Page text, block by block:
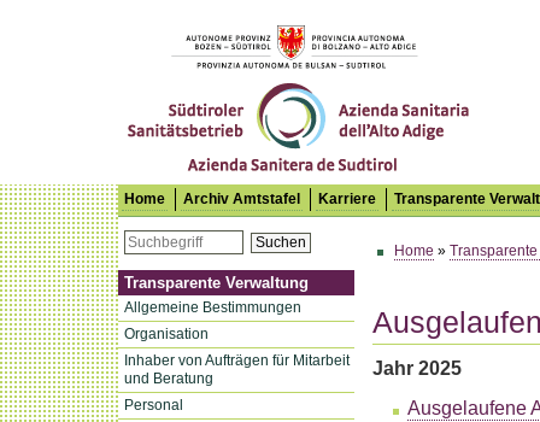
Südtiroler Sanitätsbetrieb
Home Archiv Amtstafel Karriere Transparente
Suchen
Transparente Verwaltung
Allgemeine Bestimmungen
Organisation
Inhaber von Aufträgen für Mitarbeit
und Beratung
Personal
Home »
Jahr 2025
Ausgelaufene